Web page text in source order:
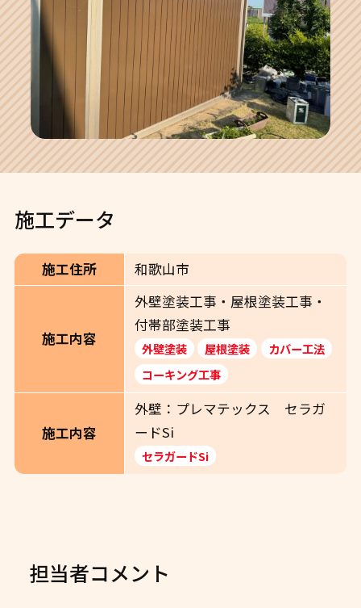
施工データ
施工住所 和歌山市
施工内容
外壁塗装工事・屋根塗装工事・
付帯部塗装工事
外壁塗装 屋根塗装
カバー工法
コーキング工事
施工内容
外壁：プレマテックス セラガ
ードSi
セラガードSi
担当者コメント